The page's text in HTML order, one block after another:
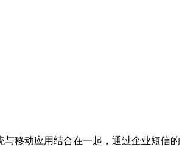
移动应用结合在一起，通过企业短信的